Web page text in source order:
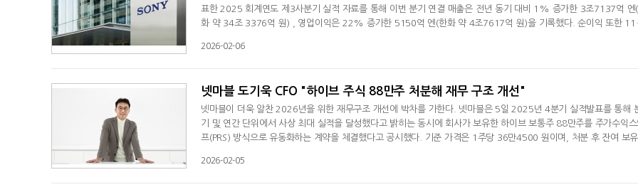
표한 2025 회계연도 제3사분기 실적 자료를 통해 이번 분기 연결 매출은 전년 동기 대비 1% 증가한 3조7137억 엔
화 약 34조 3376억 원) , 영업이익은 22% 증가한 5150억 엔(한화 약 4조7617억 원)을 기록했다. 순이익 또한
경우 이번 분기 연결 매출은 하드웨어 판매량 감소 영향으로 전년대비 4% 줄어든 1조6136억 엔(한화 약 14조9196
2026-02-06
넷마블 도기욱 CFO "하이브 주식 88만주 처분해 재무 구조 개선"
넷마블이 더욱 알찬 2026년을 위한 재무구조 개선에 박차를 가한다. 넷마블은 5일 2025년 4분기 실적발표를 통해
기 및 연간 단위에서 사상 최대 실적을 달성했다고 밝히는 동시에 회사가 보유한 하이브 보통주 88만주를 주가수익스
프(PRS) 방식으로 유동화하는 계약을 체결했다고 공시했다. 기준 가격은 1주당 36만4500 원이며, 처분 후 잔여 보
뿐 아니라 몇 년사이 지속된 재무구조 개선의 연장선상에서 실시하는 것"이라고 설명했다.넷마블은 2025년 누적 매출
2026-02-05